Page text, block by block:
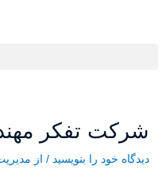
شرکت تفکر
دیدگاه‌ خود را بنویسید / از
نوشته